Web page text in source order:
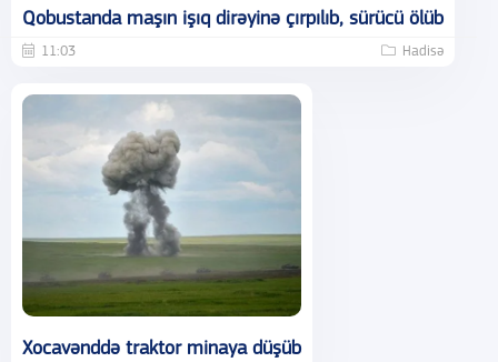
Qobustanda maşın işıq dirəyinə çırpılıb, sürücü ölüb
11:03 Hadisə
Xocavənddə traktor minaya düşüb